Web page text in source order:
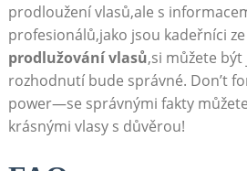
prodloužení vlasů,ale s
profesionálů,jako jsou kadeřníci ze
prodlužování vlasů,si můžete být
rozhodnutí bude správné. Don’t
power—se správnými fakty
krásnými vlasy s důvěrou!